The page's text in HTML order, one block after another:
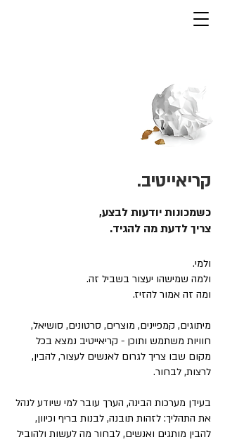
קריאייטיב.
כשמכונות יודעות לבצע,
צריך לדעת מה להגיד.
ולמי.
ולמה שמישהו יעצור בשביל זה.
ומה זה אמור להזיז.
מיתוגים, קמפיינים, מוצרים, סרטונים, סושיאל,
חוויות משתמש ותוכן - קריאייטיב נמצא בכל
מקום שבו צריך לגרום לאנשים לעצור, להבין,
לרצות, לבחור.
בעידן מערכות הבינה, הערך עובר למי שיודע לנהל
את התהליך: לזהות תובנה, לבנות בריף וכיוון,
להבין מותגים ואנשים, לבחור מה לעשות ולהוביל